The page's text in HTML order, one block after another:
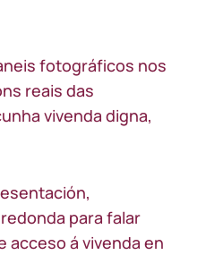
de
Compostela
fotográficos nos
reais das
vivenda digna,
para falar
acceso á vivenda en